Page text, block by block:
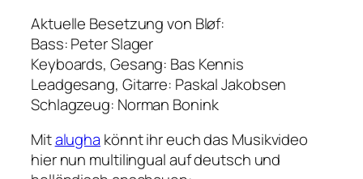
Aktuelle Besetzung von Bløf:
Bass: Peter Slager
Keyboards, Gesang: Bas Kennis
Leadgesang, Gitarre: Paskal Jakobsen
Schlagzeug: Norman Bonink
Mitalugha könnt ihr euch das Musikvideo
hier nun multilingual auf deutsch und